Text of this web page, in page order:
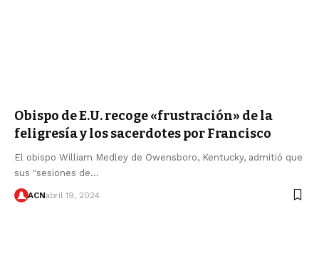
Obispo de E.U. recoge «frustración» de la
feligresía y los sacerdotes por Francisco
El obispo William Medley de Owensboro, Kentucky, admitió que
sus "sesiones de…
ACNabril 19, 2024